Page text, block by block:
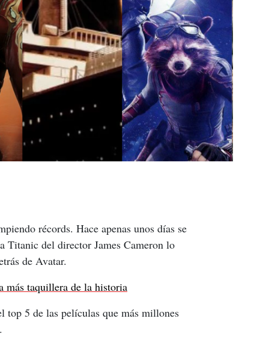
récords. Hace apenas unos días se
Titanic del director James Cameron lo
de Avatar.
más taquillera de la historia
top 5 de las películas que más millones